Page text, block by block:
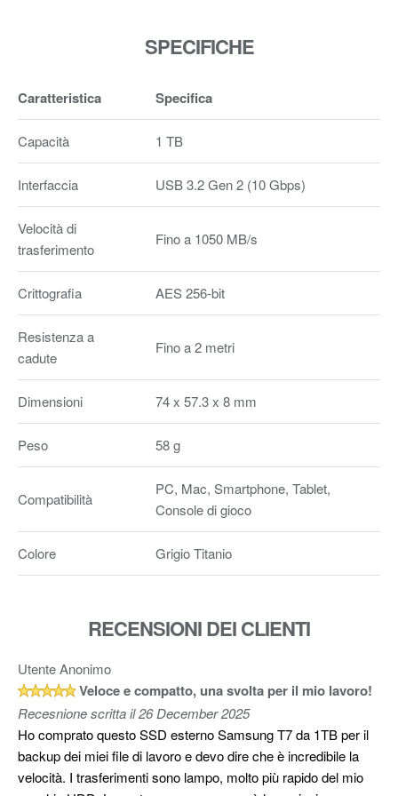
SPECIFICHE
Caratteristica Specifica
Capacità 1 TB
Interfaccia USB 3.2 Gen 2 (10 Gbps)
Velocità di
trasferimento
Fino a 1050 MB/s
Crittografia AES 256-bit
Resistenza a
cadute
Fino a 2 metri
Dimensioni 74 x 57.3 x 8 mm
Peso 58 g
Compatibilità
PC, Mac, Smartphone, Tablet,
Console di gioco
Colore Grigio Titanio
RECENSIONI DEI CLIENTI
Utente Anonimo
Veloce e compatto, una svolta per il mio lavoro!
Recesnione scritta il 26 December 2025
Ho comprato questo SSD esterno Samsung T7 da 1TB per il
backup dei miei file di lavoro e devo dire che è incredibile la
velocità. I trasferimenti sono lampo, molto più rapido del mio